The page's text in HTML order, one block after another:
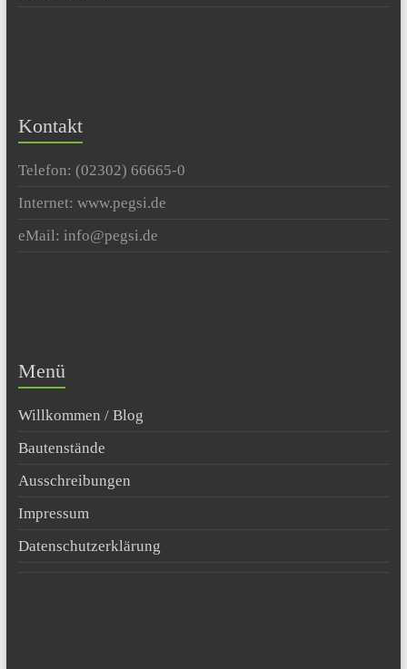
Kontakt
Telefon: (02302) 66665-0
Internet: www.pegsi.de
eMail: info@pegsi.de
Menü
Willkommen / Blog
Bautenstände
Ausschreibungen
Impressum
Datenschutzerklärung